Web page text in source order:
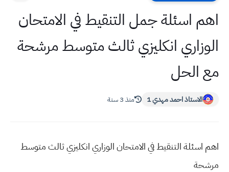
اهم اسئلة جمل التنقيط في الامتحان
الوزاري انكليزي ثالث متوسط مرشحة
مع الحل
الاستاذ احمد مهدي 1 منذ 3 سنة
اهم اسئلة التنقيط في الامتحان الوزاري انكليزي ثالث متوسط
مرشحة